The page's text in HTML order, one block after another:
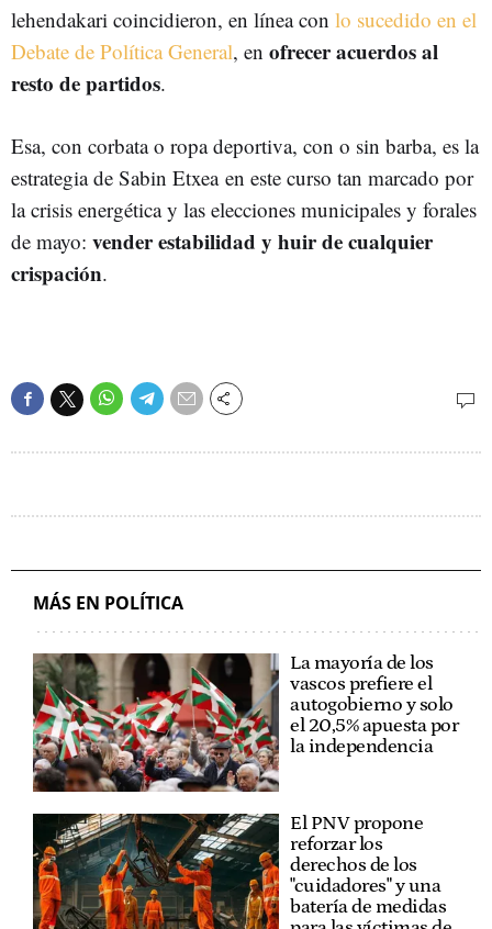
lehendakari coincidieron, en línea con lo sucedido en el
Debate de Política General, en ofrecer acuerdos al
resto de partidos.
Esa, con corbata o ropa deportiva, con o sin barba, es la
estrategia de Sabin Etxea en este curso tan marcado por
la crisis energética y las elecciones municipales y forales
de mayo: vender estabilidad y huir de cualquier
crispación.
MÁS EN POLÍTICA
La mayoría de los
vascos prefiere el
autogobierno y solo
el 20,5% apuesta por
la independencia
El PNV propone
reforzar los
derechos de los
"cuidadores" y una
batería de medidas